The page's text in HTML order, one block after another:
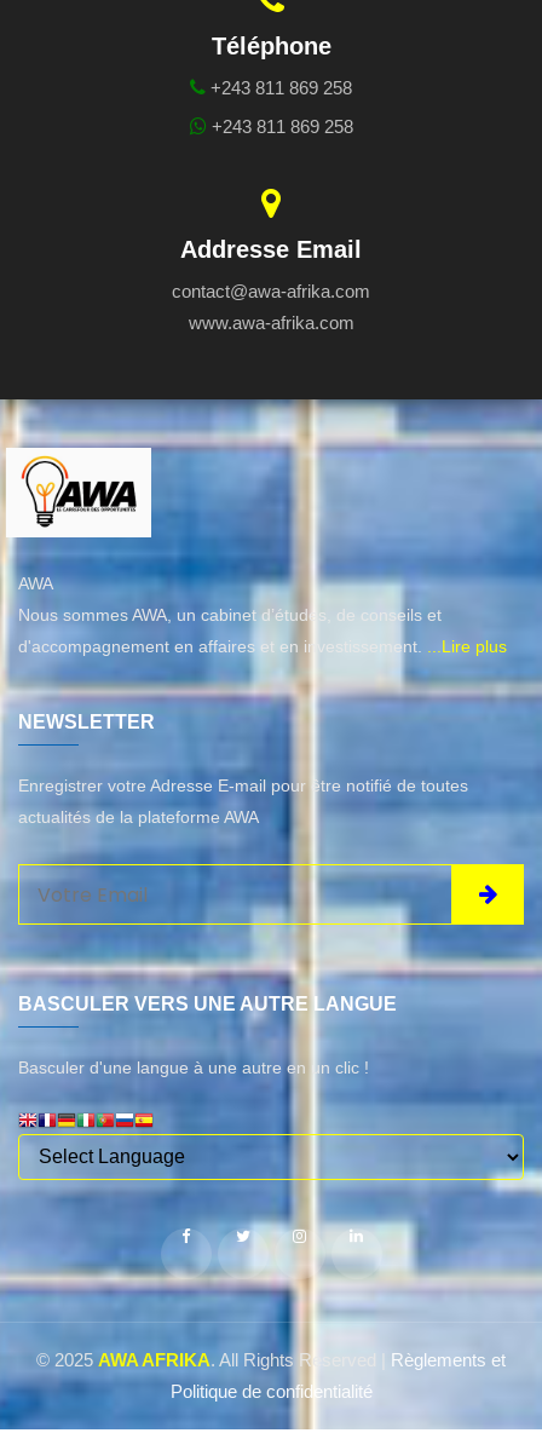
Téléphone
+243 811 869 258
+243 811 869 258
Addresse Email
contact@awa-afrika.com
www.awa-afrika.com
AWA
Nous sommes AWA, un cabinet d’études, de conseils et
d'accompagnement en affaires et en investissement.
...Lire plus
NEWSLETTER
Enregistrer votre Adresse E-mail pour être notifié de toutes
actualités de la plateforme AWA
BASCULER VERS UNE AUTRE LANGUE
Basculer d'une langue à une autre en un clic !
© 2025 AWA AFRIKA. All Rights Reserved | Règlements et
Politique de confidentialité